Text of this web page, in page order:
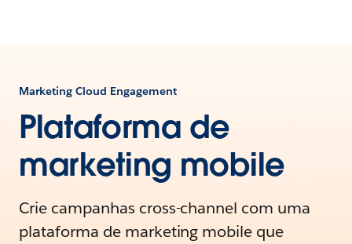
Marketing Cloud Engagement
Plataforma de
marketing mobile
Crie campanhas cross-channel com uma
plataforma de marketing mobile que